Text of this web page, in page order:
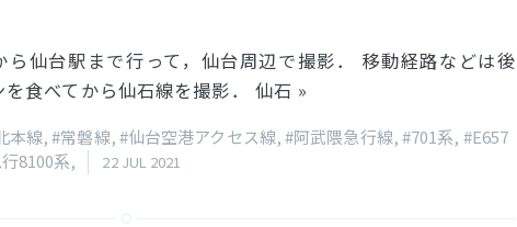
仙台駅まで行って，仙台周辺で撮影． 移動経路などは後
食べてから仙石線を撮影． 仙石 »
本線,#常磐線,#仙台空港アクセス線,#阿武隈急行線,#701系, #E657
8100系, 22 JUL 2021